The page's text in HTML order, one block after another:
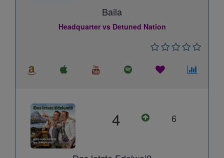
Baila
Headquarter vs Detuned Nation
4 6